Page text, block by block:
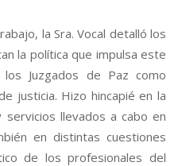
la Sra. Vocal detalló los
la política que impulsa este
Juzgados de Paz como
justicia. Hizo hincapié en la
servicios llevados a cabo en
en distintas cuestiones
de los profesionales del